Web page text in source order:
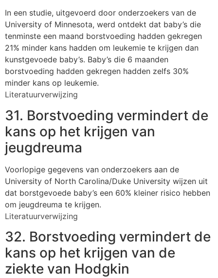
In een studie, uitgevoerd door onderzoekers van de
University of Minnesota, werd ontdekt dat baby’s die
tenminste een maand borstvoeding hadden gekregen
21% minder kans hadden om leukemie te krijgen dan
kunstgevoede baby’s. Baby’s die 6 maanden
borstvoeding hadden gekregen hadden zelfs 30%
minder kans op leukemie.
Literatuurverwijzing
31. Borstvoeding vermindert de
kans op het krijgen van
jeugdreuma
Voorlopige gegevens van onderzoekers aan de
University of North Carolina/Duke University wijzen uit
dat borstgevoede baby’s een 60% kleiner risico hebben
om jeugdreuma te krijgen.
Literatuurverwijzing
32. Borstvoeding vermindert de
kans op het krijgen van de
ziekte van Hodgkin